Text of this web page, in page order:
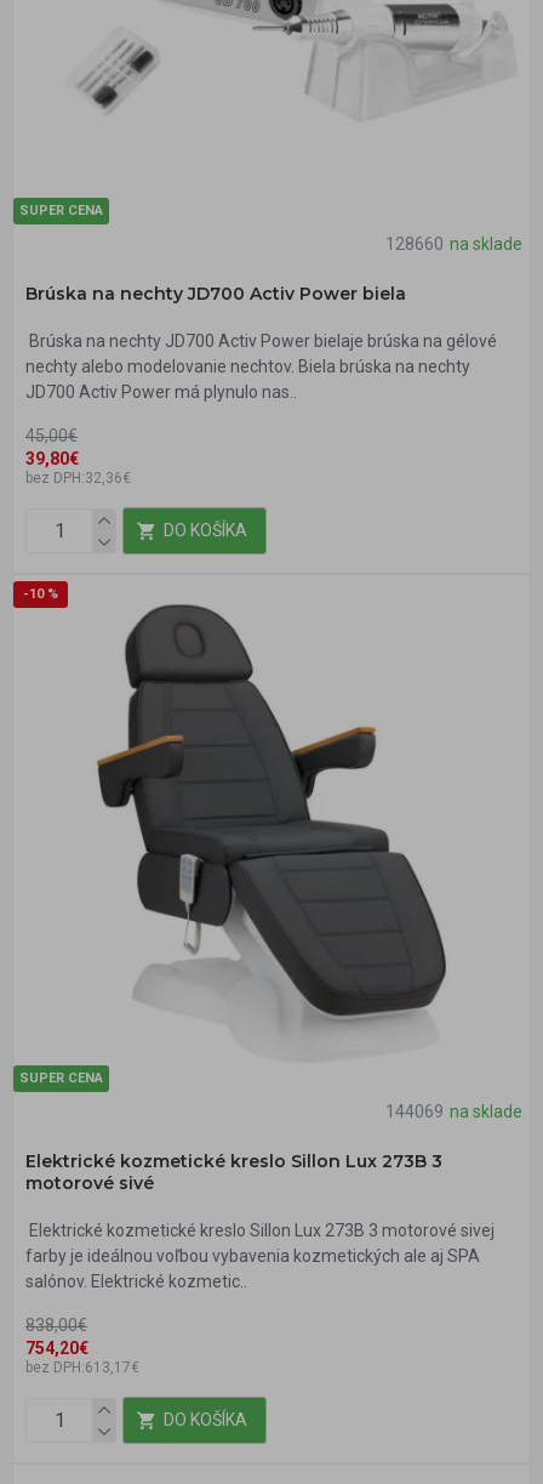
SUPER CENA
128660 na sklade
Brúska na nechty JD700 Activ Power biela
Brúska na nechty JD700 Activ Power bielaje brúska na gélové
nechty alebo modelovanie nechtov. Biela brúska na nechty
JD700 Activ Power má plynulo nas..
39,80€
45,00€
bez DPH:32,36€
DO KOŠÍKA
SUPER CENA
-10 %
144069 na sklade
Elektrické kozmetické kreslo Sillon Lux 273B 3
motorové sivé
Elektrické kozmetické kreslo Sillon Lux 273B 3 motorové sivej
farby je ideálnou voľbou vybavenia kozmetických ale aj SPA
salónov. Elektrické kozmetic..
754,20€
838,00€
bez DPH:613,17€
DO KOŠÍKA